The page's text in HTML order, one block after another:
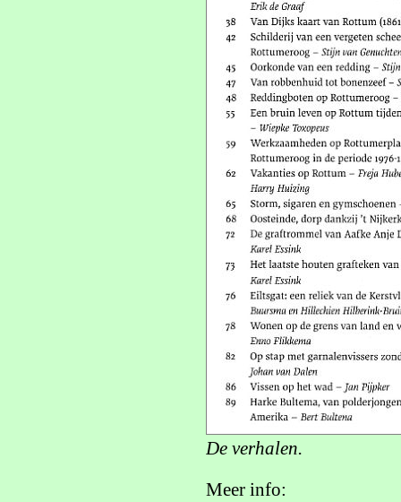
De verhalen.
Meer info: